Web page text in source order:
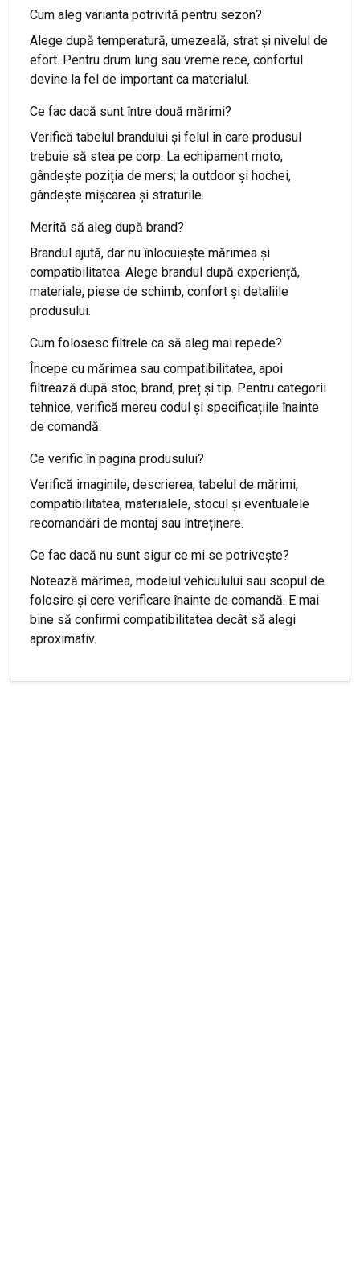
Cum aleg varianta potrivită pentru sezon?
Alege după temperatură, umezeală, strat și nivelul de
efort. Pentru drum lung sau vreme rece, confortul
devine la fel de important ca materialul.
Ce fac dacă sunt între două mărimi?
Verifică tabelul brandului și felul în care produsul
trebuie să stea pe corp. La echipament moto,
gândește poziția de mers; la outdoor și hochei,
gândește mișcarea și straturile.
Merită să aleg după brand?
Brandul ajută, dar nu înlocuiește mărimea și
compatibilitatea. Alege brandul după experiență,
materiale, piese de schimb, confort și detaliile
produsului.
Cum folosesc filtrele ca să aleg mai repede?
Începe cu mărimea sau compatibilitatea, apoi
filtrează după stoc, brand, preț și tip. Pentru categorii
tehnice, verifică mereu codul și specificațiile înainte
de comandă.
Ce verific în pagina produsului?
Verifică imaginile, descrierea, tabelul de mărimi,
compatibilitatea, materialele, stocul și eventualele
recomandări de montaj sau întreținere.
Ce fac dacă nu sunt sigur ce mi se potrivește?
Notează mărimea, modelul vehiculului sau scopul de
folosire și cere verificare înainte de comandă. E mai
bine să confirmi compatibilitatea decât să alegi
aproximativ.